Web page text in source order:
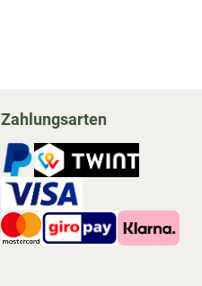
Zahlungsarten